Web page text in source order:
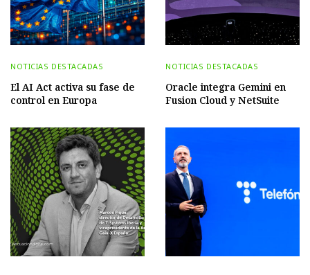
NOTICIAS DESTACADAS
El AI Act activa su fase de
control en Europa
NOTICIAS DESTACADAS
Oracle integra Gemini en
Fusion Cloud y NetSuite